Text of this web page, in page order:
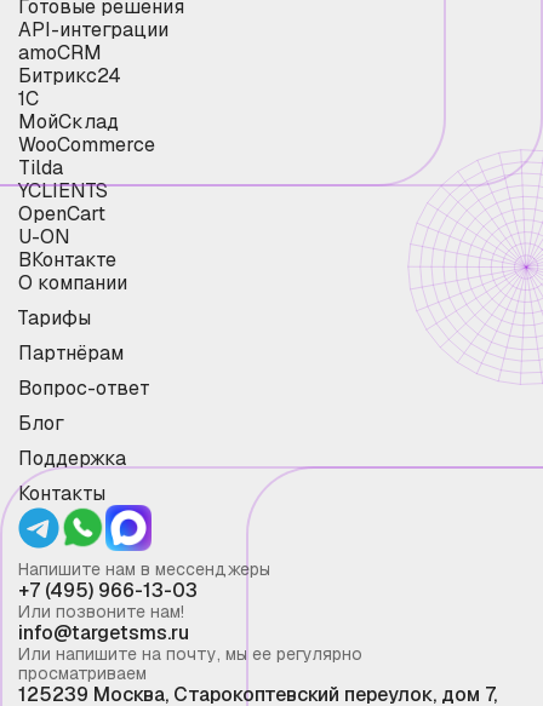
Готовые решения
API-интеграции
amoCRM
Битрикс24
1С
МойСклад
WooCommerce
Tilda
YCLIENTS
OpenCart
U-ON
ВКонтакте
О компании
Тарифы
Партнёрам
Вопрос-ответ
Блог
Поддержка
Контакты
Напишите нам в мессенджеры
+7 (495) 966-13-03
Или позвоните нам!
info@targetsms.ru
Или напишите на почту, мы ее регулярно
просматриваем
125239 Москва, Старокоптевский переулок, дом 7,